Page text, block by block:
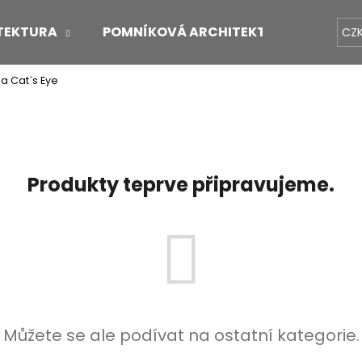
POMNÍKOVÁ ARCHITEKTURA O
Cat´s Eye
Produkty teprve připravujeme.
Můžete se ale podívat na ostatní kategorie.
Co potřebujete najít?